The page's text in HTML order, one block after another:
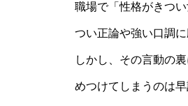
職場で「性格がきつ
つい正論や強い口調
しかし、その言動の
めつけてしまうのは早